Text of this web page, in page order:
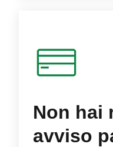
Non hai
avviso